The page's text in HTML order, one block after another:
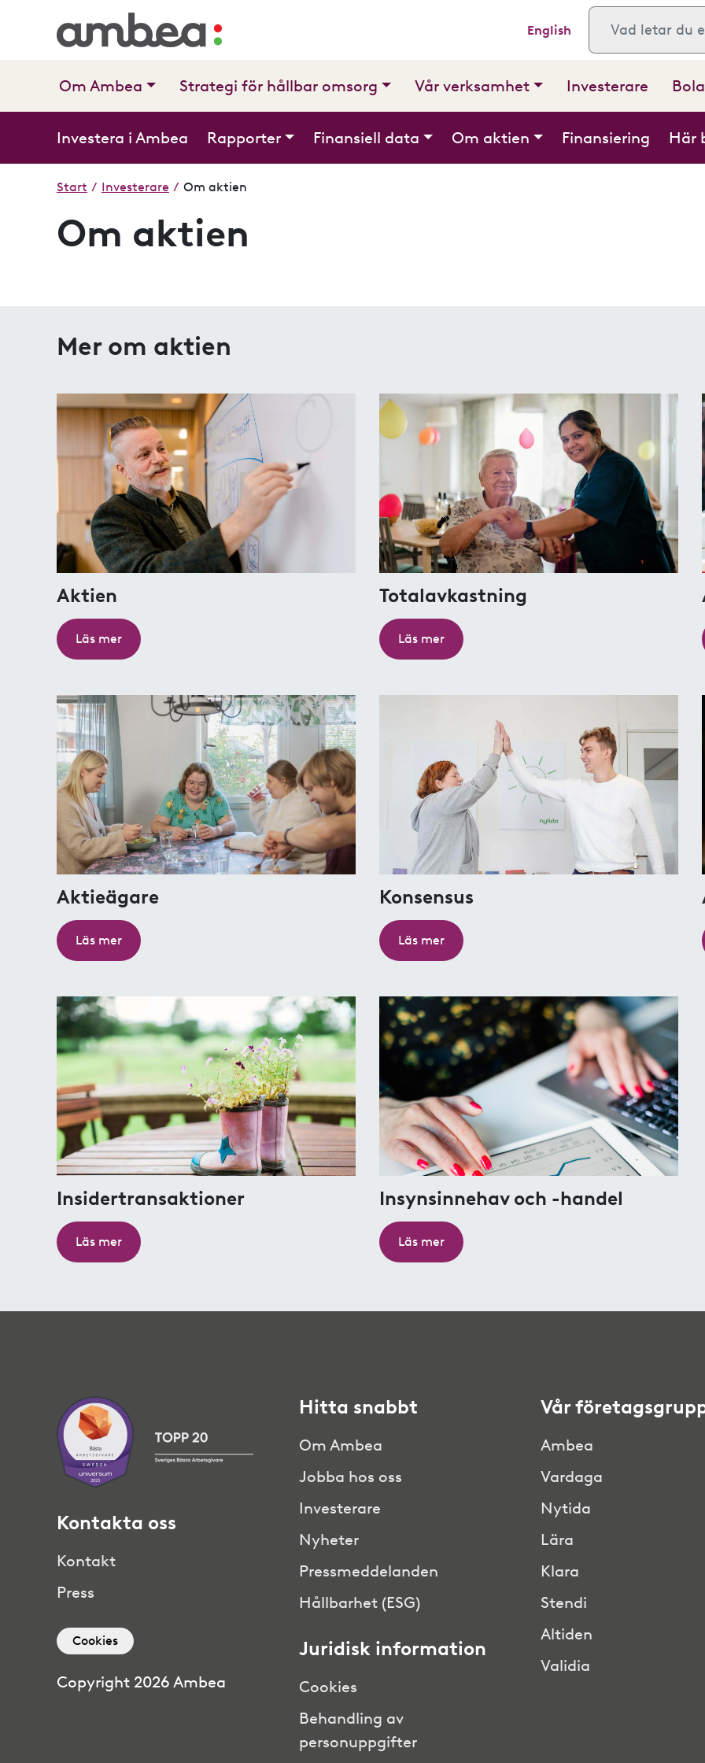
English
Om Ambea Strategi för hållbar omsorg Vår verksamhet Investerare
Investera i Ambea Rapporter Finansiell data Om aktien Finansiering Här
Start / Investerare / Om aktien
Om aktien
Mer om aktien
Aktien
Läs mer
Totalavkastning
Läs mer
Aktieägare
Läs mer
Konsensus
Läs mer
Insidertransaktioner
Läs mer
Insynsinnehav och -handel
Läs mer
Kontakta oss
Kontakt
Press
Cookies
Copyright 2026 Ambea
Hitta snabbt
Om Ambea
Jobba hos oss
Investerare
Nyheter
Pressmeddelanden
Hållbarhet (ESG)
Juridisk information
Cookies
Behandling av
personuppgifter
Vår
Ambea
Vardaga
Nytida
Lära
Klara
Stendi
Altiden
Validia